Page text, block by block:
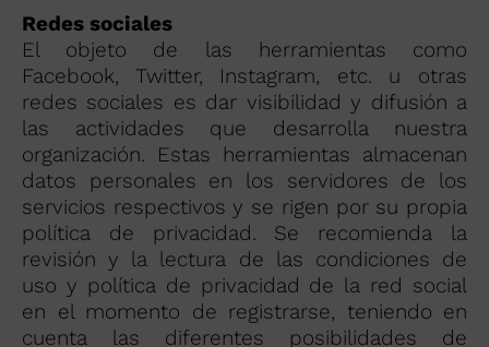
Redes sociales
El objeto de las herramientas como
Facebook, Twitter, Instagram, etc. u otras
redes sociales es dar visibilidad y difusión a
las actividades que desarrolla nuestra
organización. Estas herramientas almacenan
datos personales en los servidores de los
servicios respectivos y se rigen por su propia
política de privacidad. Se recomienda la
revisión y la lectura de las condiciones de
uso y política de privacidad de la red social
en el momento de registrarse, teniendo en
cuenta las diferentes posibilidades de